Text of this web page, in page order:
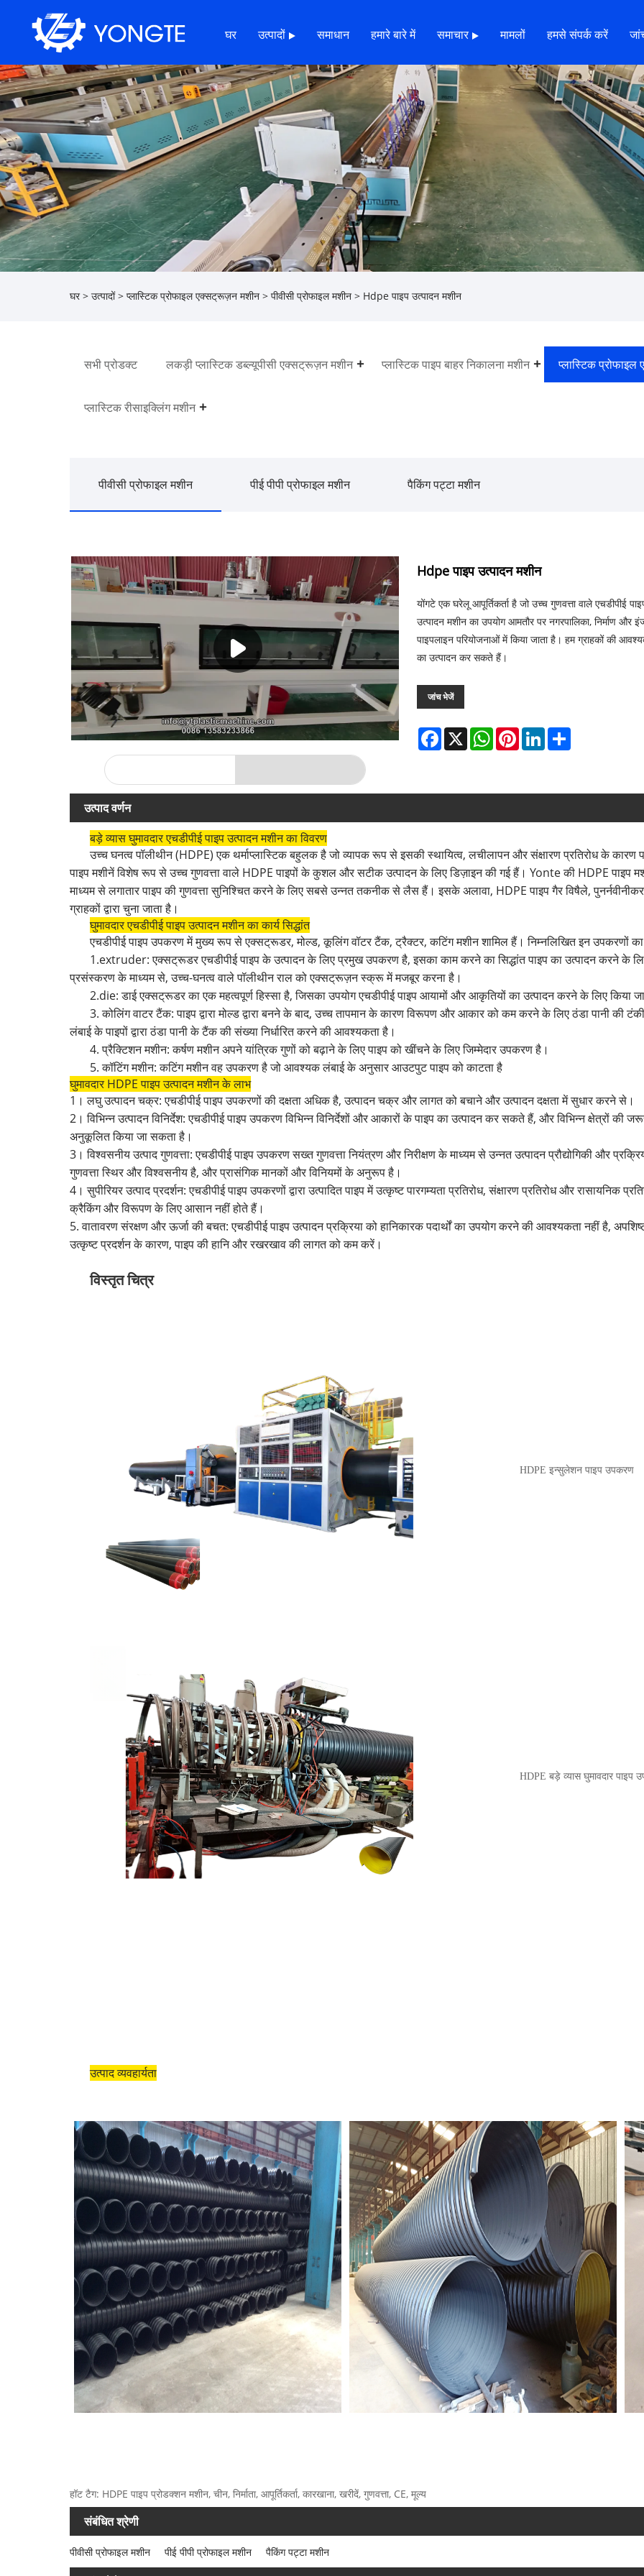
घर उत्पादों समाधान हमारे बारे में समाचार मामलों हमसे संपर्क करें
घर > उत्पादों> प्लास्टिक प्रोफाइल एक्सट्रूज़न मशीन > पीवीसी प्रोफाइल मशीन > Hdpe पाइप उत्पादन मशीन
सभी प्रोडक्ट लकड़ी प्लास्टिक डब्ल्यूपीसी एक्सट्रूज़न मशीन प्लास्टिक पाइप बाहर निकालना मशीन प्लास्टिक
प्लास्टिक रीसाइक्लिंग मशीन
पीवीसी प्रोफाइल मशीन पीई पीपी प्रोफाइल मशीन पैकिंग पट्टा मशीन
Hdpe पाइप उत्पादन मशीन
योंगटे एक घरेलू आपूर्तिकर्ता है जो उच्च गुणवत्ता वाले एचडीपीई
उत्पादन मशीन का उपयोग आमतौर पर नगरपालिका, निर्माण और
पाइपलाइन परियोजनाओं में किया जाता है। हम ग्राहकों की
का उत्पादन कर सकते हैं।
जांच भेजें
Facebook
X WhatsAppPinterestLinkedIn
उत्पाद वर्णन
बड़े व्यास घुमावदार एचडीपीई पाइप उत्पादन मशीन का विवरण
उच्च घनत्व पॉलीथीन (HDPE) एक थर्माप्लास्टिक बहुलक है जो व्यापक रूप से इसकी स्थायित्व, लचीलापन और संक्षारण प्रतिरोध के कारण
पाइप मशीनें विशेष रूप से उच्च गुणवत्ता वाले HDPE पाइपों के कुशल और सटीक उत्पादन के लिए डिज़ाइन की गई हैं। Yonte की HDPE पाइप
माध्यम से लगातार पाइप की गुणवत्ता सुनिश्चित करने के लिए सबसे उन्नत तकनीक से लैस हैं। इसके अलावा, HDPE पाइप गैर विषैले,
ग्राहकों द्वारा चुना जाता है।
घुमावदार एचडीपीई पाइप उत्पादन मशीन का कार्य सिद्धांत
एचडीपीई पाइप उपकरण में मुख्य रूप से एक्सट्रूडर, मोल्ड, कूलिंग वॉटर टैंक, ट्रैक्टर, कटिंग मशीन शामिल हैं। निम्नलिखित इन उपकरणों का
1.extruder: एक्सट्रूडर एचडीपीई पाइप के उत्पादन के लिए प्रमुख उपकरण है, इसका काम करने का सिद्धांत पाइप का उत्पादन करने के
प्रसंस्करण के माध्यम से, उच्च-घनत्व वाले पॉलीथीन राल को एक्सट्रूज़न स्क्रू में मजबूर करना है।
2.die: डाई एक्सट्रूडर का एक महत्वपूर्ण हिस्सा है, जिसका उपयोग एचडीपीई पाइप आयामों और आकृतियों का उत्पादन करने के लिए किया
3. कोलिंग वाटर टैंक: पाइप द्वारा मोल्ड द्वारा बनने के बाद, उच्च तापमान के कारण विरूपण और आकार को कम करने के लिए ठंडा पानी की टंकी
लंबाई के पाइपों द्वारा ठंडा पानी के टैंक की संख्या निर्धारित करने की आवश्यकता है।
4. प्रैक्टिशन मशीन: कर्षण मशीन अपने यांत्रिक गुणों को बढ़ाने के लिए पाइप को खींचने के लिए जिम्मेदार उपकरण है।
5. कॉटिंग मशीन: कटिंग मशीन वह उपकरण है जो आवश्यक लंबाई के अनुसार आउटपुट पाइप को काटता है
घुमावदार HDPE पाइप उत्पादन मशीन के लाभ
1। लघु उत्पादन चक्र: एचडीपीई पाइप उपकरणों की दक्षता अधिक है, उत्पादन चक्र और लागत को बचाने और उत्पादन दक्षता में सुधार करने से।
2। विभिन्न उत्पादन विनिर्देश: एचडीपीई पाइप उपकरण विभिन्न विनिर्देशों और आकारों के पाइप का उत्पादन कर सकते हैं, और विभिन्न क्षेत्रों
अनुकूलित किया जा सकता है।
3। विश्वसनीय उत्पाद गुणवत्ता: एचडीपीई पाइप उपकरण सख्त गुणवत्ता नियंत्रण और निरीक्षण के माध्यम से उन्नत उत्पादन प्रौद्योगिकी और
गुणवत्ता स्थिर और विश्वसनीय है, और प्रासंगिक मानकों और विनियमों के अनुरूप है।
4। सुपीरियर उत्पाद प्रदर्शन: एचडीपीई पाइप उपकरणों द्वारा उत्पादित पाइप में उत्कृष्ट पारगम्यता प्रतिरोध, संक्षारण प्रतिरोध और
क्रैकिंग और विरूपण के लिए आसान नहीं होते हैं।
5. वातावरण संरक्षण और ऊर्जा की बचत: एचडीपीई पाइप उत्पादन प्रक्रिया को हानिकारक पदार्थों का उपयोग करने की आवश्यकता नहीं है,
उत्कृष्ट प्रदर्शन के कारण, पाइप की हानि और रखरखाव की लागत को कम करें।
विस्तृत चित्र
HDPE इन्सुलेशन पाइप उपकरण
HDPE बड़े व्यास घुमावदार पाइप
उत्पाद व्यवहार्यता
हॉट टैग: HDPE पाइप प्रोडक्शन मशीन, चीन, निर्माता, आपूर्तिकर्ता, कारखाना, खरीदें, गुणवत्ता, CE, मूल्य
संबंधित श्रेणी
पीवीसी प्रोफाइल मशीन पीई पीपी प्रोफाइल मशीन पैकिंग पट्टा मशीन